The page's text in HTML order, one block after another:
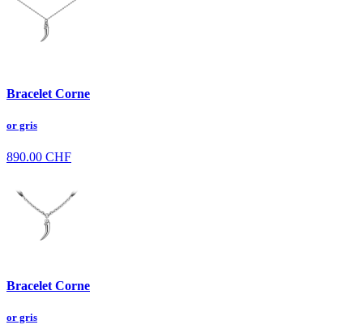
Bracelet Corne
or gris
890.00 CHF
Bracelet Corne
or gris